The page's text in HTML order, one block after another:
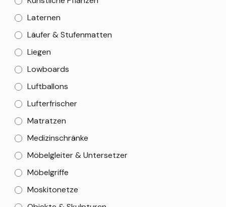
Laternen
Läufer & Stufenmatten
Liegen
Lowboards
Luftballons
Lufterfrischer
Matratzen
Medizinschränke
Möbelgleiter & Untersetzer
Möbelgriffe
Moskitonetze